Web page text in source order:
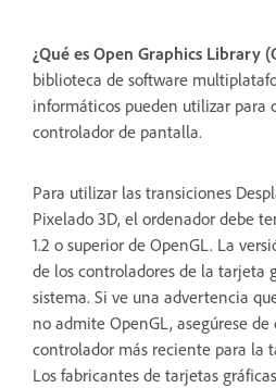
¿Qué es Open Graphics Library
biblioteca de software
informáticos pueden utilizar para
controlador de pantalla.
Para utilizar las transiciones
Pixelado 3D, el ordenador debe
1.2 o superior de OpenGL. La
de los controladores de la tarjeta
sistema. Si ve una advertencia
no admite OpenGL, asegúrese
controlador más reciente para la
Los fabricantes de tarjetas